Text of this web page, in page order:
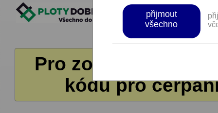
přijmout
všechno
Pro zobrazení
kódů pro